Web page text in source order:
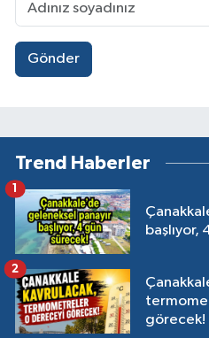
Gönder
Trend Haberler
başlıyor,
1
görecek!
2